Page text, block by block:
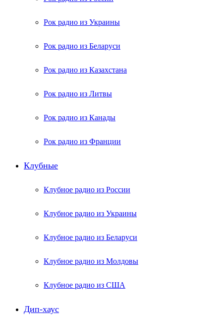
Рок радио из Украины
Рок радио из Беларуси
Рок радио из Казахстана
Рок радио из Литвы
Рок радио из Канады
Рок радио из Франции
Клубные
Клубное радио из России
Клубное радио из Украины
Клубное радио из Беларуси
Клубное радио из Молдовы
Клубное радио из США
Дип-хаус